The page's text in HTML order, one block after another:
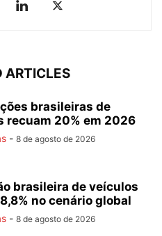
ARTICLES
brasileiras de
recuam 20% em 2026
- 8 de agosto de 2026
brasileira de veículos
no cenário global
- 8 de agosto de 2026